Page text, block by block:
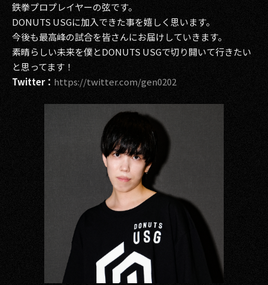
鉄拳プロプレイヤーの弦です。
DONUTS USGに加入できた事を嬉しく思います。
今後も最高峰の試合を皆さんにお届けしていきます。
素晴らしい未来を僕とDONUTS USGで切り開いて行きたい
と思ってます！
Twitter： https://twitter.com/gen0202